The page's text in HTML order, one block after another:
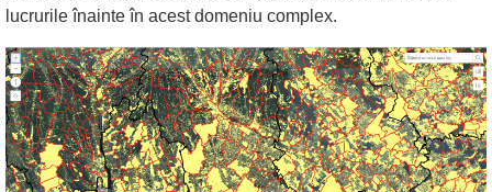
lucrurile înainte în acest domeniu complex.